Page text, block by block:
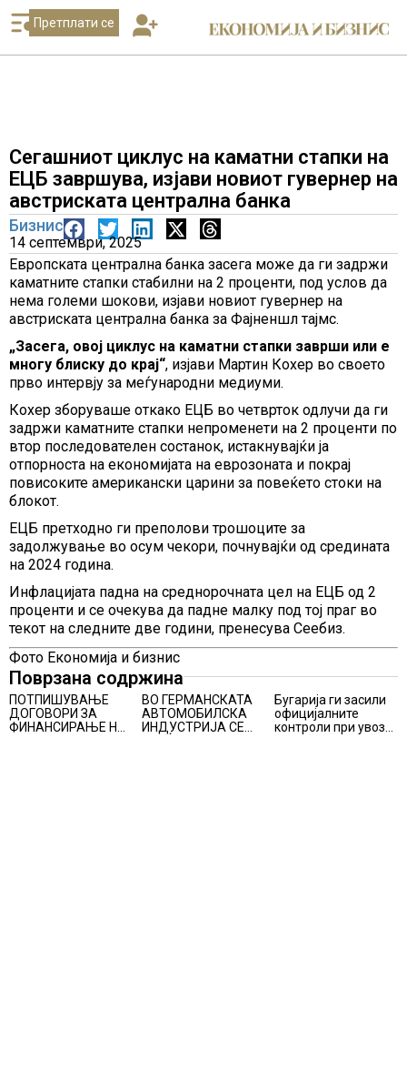
Претплати се
Сегашниот циклус на каматни стапки на
ЕЦБ завршува, изјави новиот гувернер на
австриската централна банка
Бизнис
14 септември, 2025
Европската централна банка засега може да ги задржи
каматните стапки стабилни на 2 проценти, под услов да
нема големи шокови, изјави новиот гувернер на
австриската централна банка за Фајненшл тајмс.
„Засега, овој циклус на каматни стапки заврши или е
многу блиску до крај“, изјави Мартин Кохер во своето
прво интервју за меѓународни медиуми.
Кохер зборуваше откако ЕЦБ во четврток одлучи да ги
задржи каматните стапки непроменети на 2 проценти по
втор последователен состанок, истакнувајќи ја
отпорноста на економијата на еврозоната и покрај
повисоките американски царини за повеќето стоки на
блокот.
ЕЦБ претходно ги преполови трошоците за
задолжување во осум чекори, почнувајќи од средината
на 2024 година.
Инфлацијата падна на среднорочната цел на ЕЦБ од 2
проценти и се очекува да падне малку под тој праг во
текот на следните две години, пренесува Сеебиз.
Фото Економија и бизнис
Поврзана содржина
ПОТПИШУВАЊЕ
ДОГОВОРИ ЗА
ФИНАНСИРАЊЕ НА
ВО ГЕРМАНСКАТА
АВТОМОБИЛСКА
ИНДУСТРИЈА СЕ
Бугарија ги засили
официјалните
контроли при увоз